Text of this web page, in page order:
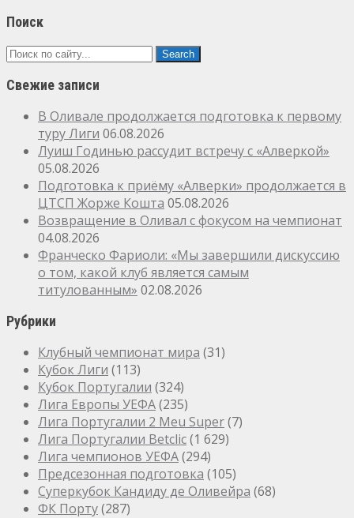
Поиск
Свежие записи
В Оливале продолжается подготовка к первому
туру Лиги 06.08.2026
Луиш Годинью рассудит встречу с «Алверкой»
05.08.2026
Подготовка к приёму «Алверки» продолжается в
ЦТСП Жорже Кошта 05.08.2026
Возвращение в Оливал с фокусом на чемпионат
04.08.2026
Франческо Фариоли: «Мы завершили дискуссию
о том, какой клуб является самым
титулованным» 02.08.2026
Рубрики
Клубный чемпионат мира (31)
Кубок Лиги (113)
Кубок Португалии (324)
Лига Европы УЕФА(235)
Лига Португалии 2 Meu Super(7)
Лига Португалии Betclic(1 629)
Лига чемпионов УЕФА(294)
Предсезонная подготовка (105)
Суперкубок Кандиду де Оливейра (68)
ФК Порту(287)